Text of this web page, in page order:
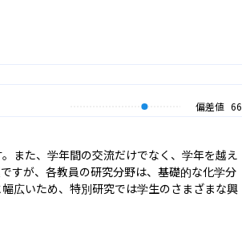
偏差値 66
また、学年間の交流だけでなく、学年を越え
すが、各教員の研究分野は、基礎的な化学分
広いため、特別研究では学生のさまざまな興